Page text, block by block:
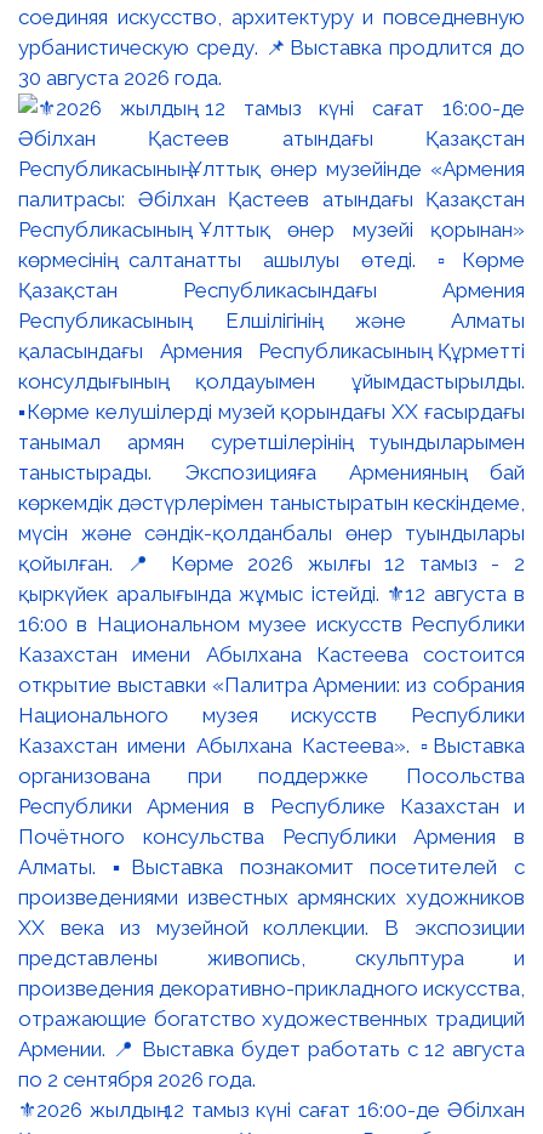
соединяя искусство, архитектуру и повседневную
урбанистическую среду. 📌Выставка продлится до
30 августа 2026 года.
⚜️2026 жылдың 12 тамыз күні сағат 16:00-де Әбілхан